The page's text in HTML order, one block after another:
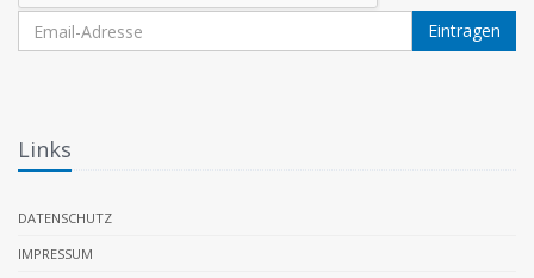
Eintragen
Links
DATENSCHUTZ
IMPRESSUM